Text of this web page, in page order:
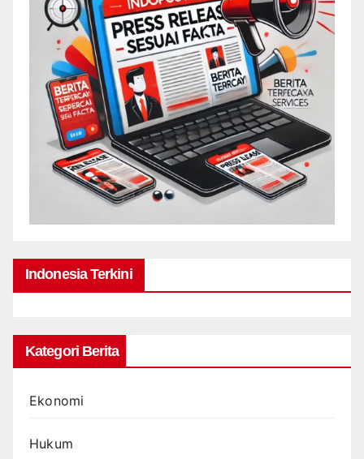
Indonesia Terkini
Kategori Berita
Ekonomi
Hukum